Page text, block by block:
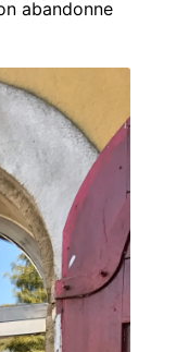
abandonne